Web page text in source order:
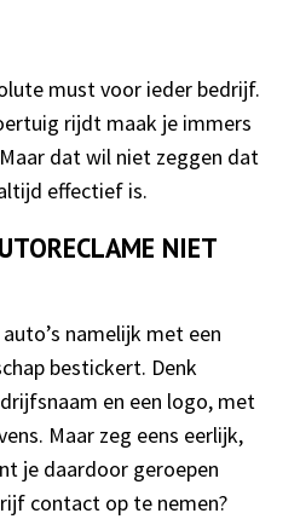
must voor ieder bedrijf.
rijdt maak je immers
dat wil niet zeggen dat
effectief is.
NIET
namelijk met een
bestickert. Denk
en een logo, met
Maar zeg eens eerlijk,
je daardoor geroepen
contact op te nemen?